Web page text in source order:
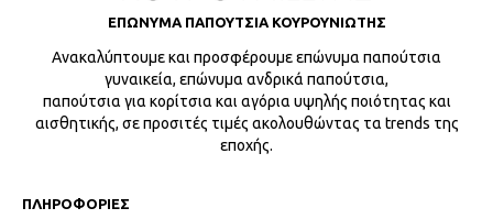
ΕΠΩΝΥΜΑ ΠΑΠΟΥΤΣΙΑ ΚΟΥΡΟΥΝΙΩΤΗΣ
Ανακαλύπτουμε και προσφέρουμε επώνυμα παπούτσια
γυναικεία, επώνυμα ανδρικά παπούτσια,
παπούτσια για κορίτσια και αγόρια υψηλής ποιότητας και
αισθητικής, σε προσιτές τιμές ακολουθώντας τα trends της
εποχής.
ΠΛΗΡΟΦΟΡΙΕΣ